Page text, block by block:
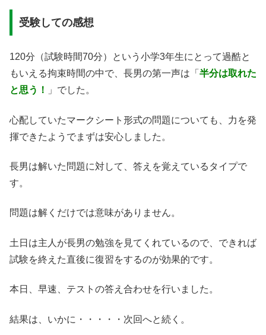
受験しての感想
120分（試験時間70分）という小学3年生にとって過酷と
もいえる拘束時間の中で、長男の第一声は「 半分は取れた
と思う！
」でした。
心配していたマークシート形式の問題についても、力を発
揮できたようでまずは安心しました。
長男は解いた問題に対して、答えを覚えているタイプで
す。
問題は解くだけでは意味がありません。
土日は主人が長男の勉強を見てくれているので、できれば
試験を終えた直後に復習をするのが効果的です。
本日、早速、テストの答え合わせを行いました。
結果は、いかに・・・・・次回へと続く。